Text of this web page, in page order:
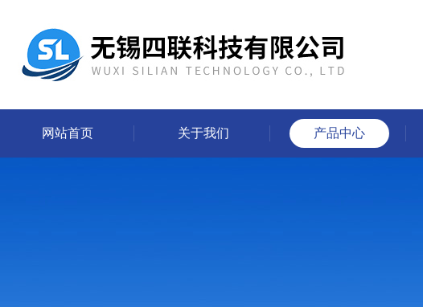
网站首页 关于我们 产品中心